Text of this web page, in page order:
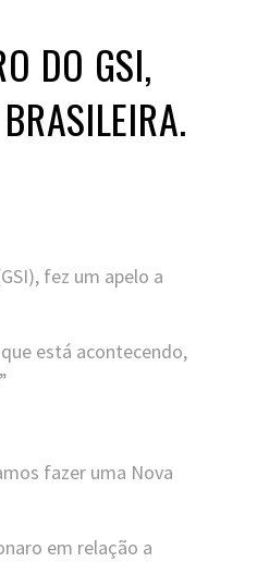
DO GSI,
fez um apelo a
está acontecendo,
fazer uma Nova
em relação a